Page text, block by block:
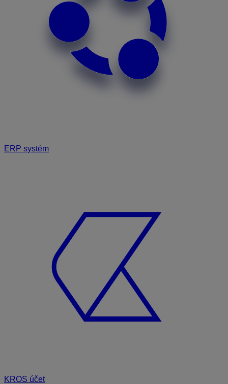
ERP systém
KROS účet